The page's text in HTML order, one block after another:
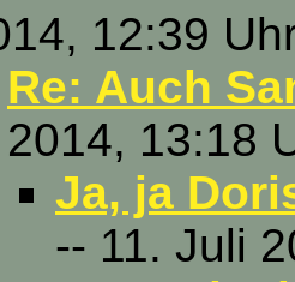
12:39
Re: Auch
2014, 13:18
Ja, ja
-- 11. Juli